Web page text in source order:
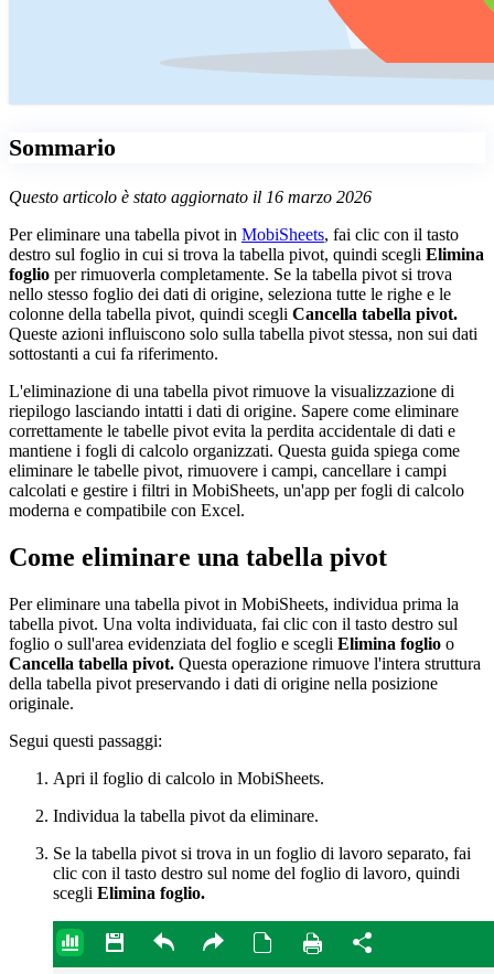
Sommario
Questo articolo è stato aggiornato il 16 marzo 2026
Per eliminare una tabella pivot in MobiSheets, fai clic con il tasto
destro sul foglio in cui si trova la tabella pivot, quindi scegli Elimina
foglio per rimuoverla completamente. Se la tabella pivot si trova
nello stesso foglio dei dati di origine, seleziona tutte le righe e le
colonne della tabella pivot, quindi scegli Cancella tabella pivot.
Queste azioni influiscono solo sulla tabella pivot stessa, non sui dati
sottostanti a cui fa riferimento.
L'eliminazione di una tabella pivot rimuove la visualizzazione di
riepilogo lasciando intatti i dati di origine. Sapere come eliminare
correttamente le tabelle pivot evita la perdita accidentale di dati e
mantiene i fogli di calcolo organizzati. Questa guida spiega come
eliminare le tabelle pivot, rimuovere i campi, cancellare i campi
calcolati e gestire i filtri in MobiSheets, un'app per fogli di calcolo
moderna e compatibile con Excel.
Come eliminare una tabella pivot
Per eliminare una tabella pivot in MobiSheets, individua prima la
tabella pivot. Una volta individuata, fai clic con il tasto destro sul
foglio o sull'area evidenziata del foglio e scegli Elimina foglio o
Cancella tabella pivot. Questa operazione rimuove l'intera struttura
della tabella pivot preservando i dati di origine nella posizione
originale.
Segui questi passaggi:
Apri il foglio di calcolo in MobiSheets.
Individua la tabella pivot da eliminare.
Se la tabella pivot si trova in un foglio di lavoro separato, fai
clic con il tasto destro sul nome del foglio di lavoro, quindi
scegli Elimina foglio.